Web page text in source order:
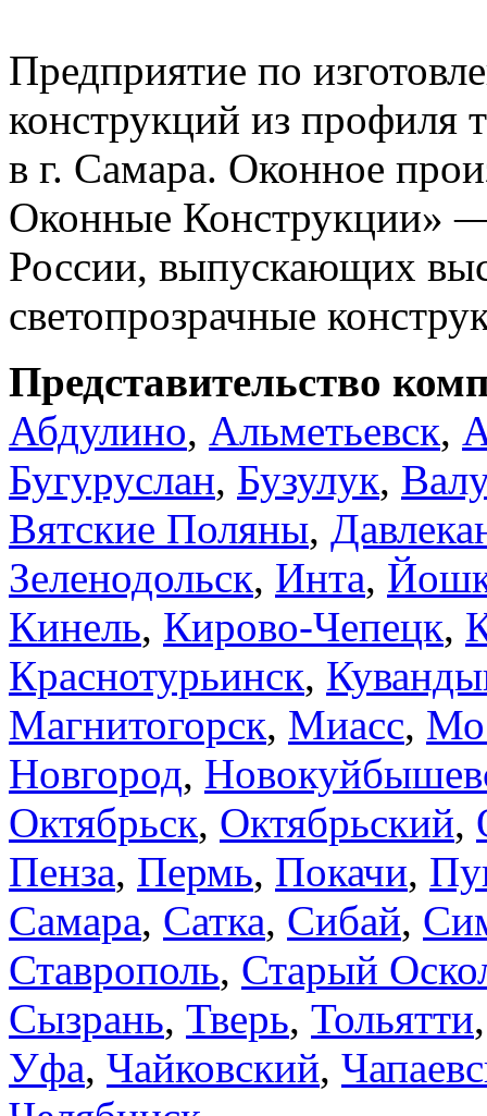
Предприятие по
конструкций из профиля
в г. Самара. Оконное
Оконные Конструкции»
России, выпускающих
светопрозрачные
Представительство
Абдулино, Альметьевск,
Бугуруслан, Бузулук,
Вятские Поляны,
Зеленодольск, Инта,
Кинель, Кирово-Чепецк,
Краснотурьинск,
Магнитогорск, Миасс,
Новгород,
Октябрьск, Октябрьский,
Пенза, Пермь, Покачи,
Самара, Сатка, Сибай,
Ставрополь, Старый
Сызрань, Тверь, Тольятти
Уфа, Чайковский,